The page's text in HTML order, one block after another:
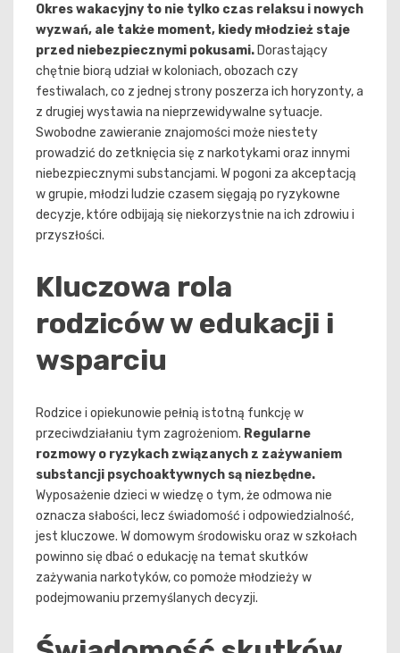
Okres wakacyjny to nie tylko czas relaksu i nowych
wyzwań, ale także moment, kiedy młodzież staje
przed niebezpiecznymi pokusami. Dorastający
chętnie biorą udział w koloniach, obozach czy
festiwalach, co z jednej strony poszerza ich horyzonty, a
z drugiej wystawia na nieprzewidywalne sytuacje.
Swobodne zawieranie znajomości może niestety
prowadzić do zetknięcia się z narkotykami oraz innymi
niebezpiecznymi substancjami. W pogoni za akceptacją
w grupie, młodzi ludzie czasem sięgają po ryzykowne
decyzje, które odbijają się niekorzystnie na ich zdrowiu i
przyszłości.
Kluczowa rola
rodziców w edukacji i
wsparciu
Rodzice i opiekunowie pełnią istotną funkcję w
przeciwdziałaniu tym zagrożeniom. Regularne
rozmowy o ryzykach związanych z zażywaniem
substancji psychoaktywnych są niezbędne.
Wyposażenie dzieci w wiedzę o tym, że odmowa nie
oznacza słabości, lecz świadomość i odpowiedzialność,
jest kluczowe. W domowym środowisku oraz w szkołach
powinno się dbać o edukację na temat skutków
zażywania narkotyków, co pomoże młodzieży w
podejmowaniu przemyślanych decyzji.